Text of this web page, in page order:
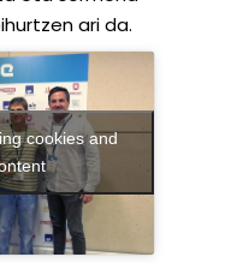
ari da.
cookies and